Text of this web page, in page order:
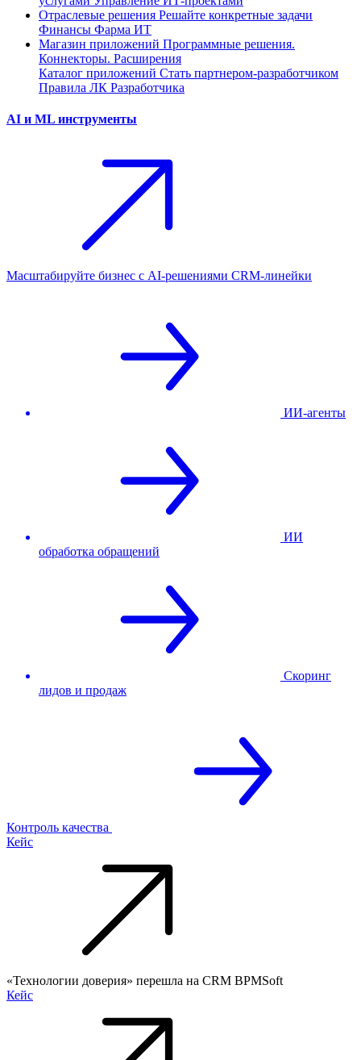
Отраслевые решения Решайте конкретные задачи
Финансы Фарма ИТ
Магазин приложений Программные решения.
Коннекторы. Расширения
Каталог приложений Стать партнером-разработчиком
Правила ЛК Разработчика
AI и ML инструменты
Масштабируйте бизнес с AI‑решениями CRM‑линейки
ИИ-агенты
ИИ
обработка обращений
Скоринг
лидов и продаж
Контроль качества
Кейс
«Технологии доверия» перешла на CRM BPMSoft
Кейс